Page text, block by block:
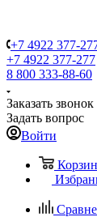
+7 4922 377-
+7 4922 377-277
8 800 333-88-60
Заказать звонок
Задать вопрос
Войти